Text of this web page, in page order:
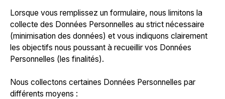
Lorsque vous remplissez un formulaire, nous limitons la
collecte des Données Personnelles au strict nécessaire
(minimisation des données) et vous indiquons clairement
les objectifs nous poussant à recueillir vos Données
Personnelles (les finalités).
Nous collectons certaines Données Personnelles par
différents moyens :